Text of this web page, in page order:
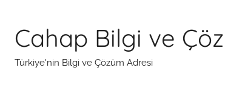
Cahap Bilgi ve
Türkiye'nin Bilgi ve Çözüm Adresi